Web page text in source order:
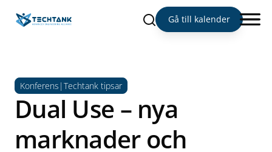
Sök Gå till kalender
Konferens|Techtank tipsar
Dual Use – nya
marknader och